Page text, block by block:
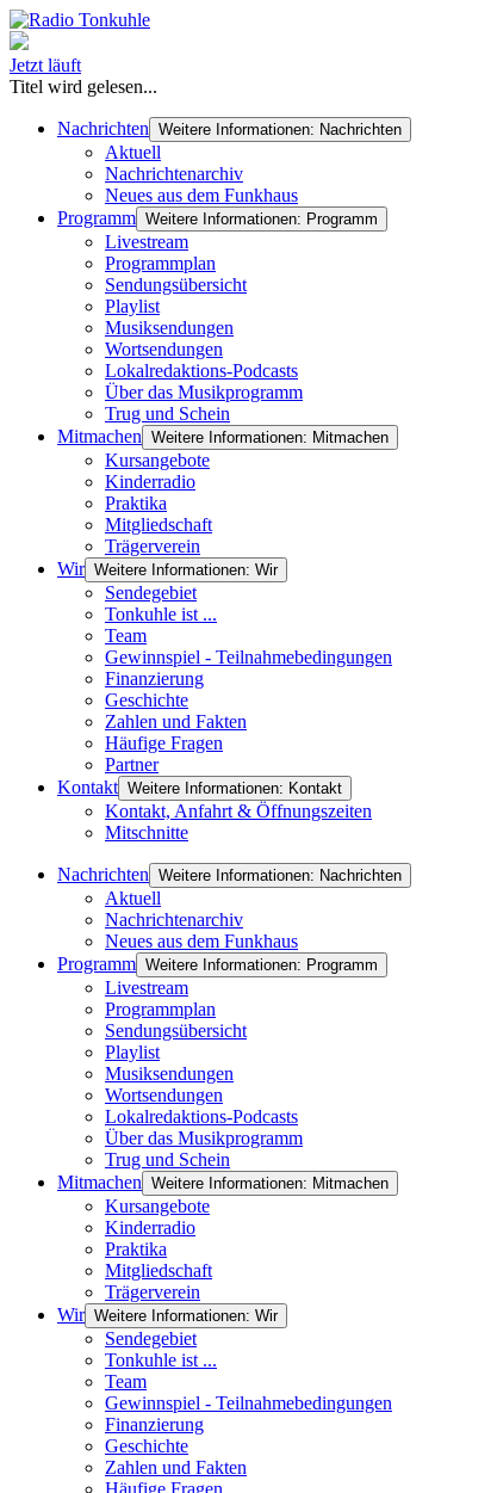
Jetzt läuft
Titel wird gelesen...
Nachrichten Weitere Informationen: Nachrichten
Aktuell
Nachrichtenarchiv
Neues aus dem Funkhaus
Programm Weitere Informationen: Programm
Livestream
Programmplan
Sendungsübersicht
Playlist
Musiksendungen
Wortsendungen
Lokalredaktions-Podcasts
Über das Musikprogramm
Trug und Schein
Mitmachen Weitere Informationen: Mitmachen
Kursangebote
Kinderradio
Praktika
Mitgliedschaft
Trägerverein
Wir Weitere Informationen: Wir
Sendegebiet
Tonkuhle ist ...
Team
Gewinnspiel - Teilnahmebedingungen
Finanzierung
Geschichte
Zahlen und Fakten
Häufige Fragen
Partner
Kontakt Weitere Informationen: Kontakt
Kontakt, Anfahrt & Öffnungszeiten
Mitschnitte
Nachrichten Weitere Informationen: Nachrichten
Aktuell
Nachrichtenarchiv
Neues aus dem Funkhaus
Programm Weitere Informationen: Programm
Livestream
Programmplan
Sendungsübersicht
Playlist
Musiksendungen
Wortsendungen
Lokalredaktions-Podcasts
Über das Musikprogramm
Trug und Schein
Mitmachen Weitere Informationen: Mitmachen
Kursangebote
Kinderradio
Praktika
Mitgliedschaft
Trägerverein
Wir Weitere Informationen: Wir
Sendegebiet
Tonkuhle ist ...
Team
Gewinnspiel - Teilnahmebedingungen
Finanzierung
Geschichte
Zahlen und Fakten
Häufige Fragen